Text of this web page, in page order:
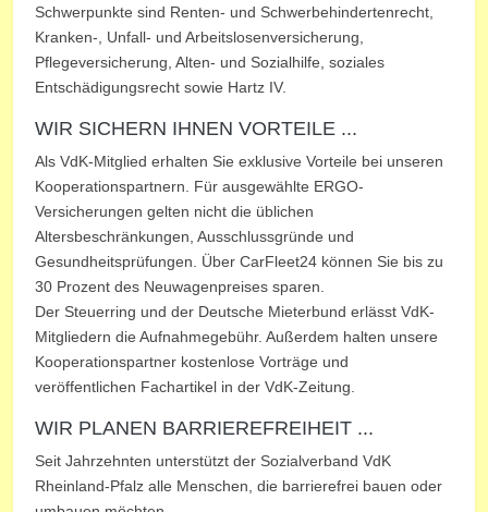
Schwerpunkte sind Renten- und Schwerbehindertenrecht,
Kranken-, Unfall- und Arbeitslosenversicherung,
Pflegeversicherung, Alten- und Sozialhilfe, soziales
Entschädigungsrecht sowie Hartz IV.
WIR SICHERN IHNEN VORTEILE ...
Als VdK-Mitglied erhalten Sie exklusive Vorteile bei unseren
Kooperationspartnern. Für ausgewählte ERGO-
Versicherungen gelten nicht die üblichen
Altersbeschränkungen, Ausschlussgründe und
Gesundheitsprüfungen. Über CarFleet24 können Sie bis zu
30 Prozent des Neuwagenpreises sparen.
Der Steuerring und der Deutsche Mieterbund erlässt VdK-
Mitgliedern die Aufnahmegebühr. Außerdem halten unsere
Kooperationspartner kostenlose Vorträge und
veröffentlichen Fachartikel in der VdK-Zeitung.
WIR PLANEN BARRIEREFREIHEIT ...
Seit Jahrzehnten unterstützt der Sozialverband VdK
Rheinland-Pfalz alle Menschen, die barrierefrei bauen oder